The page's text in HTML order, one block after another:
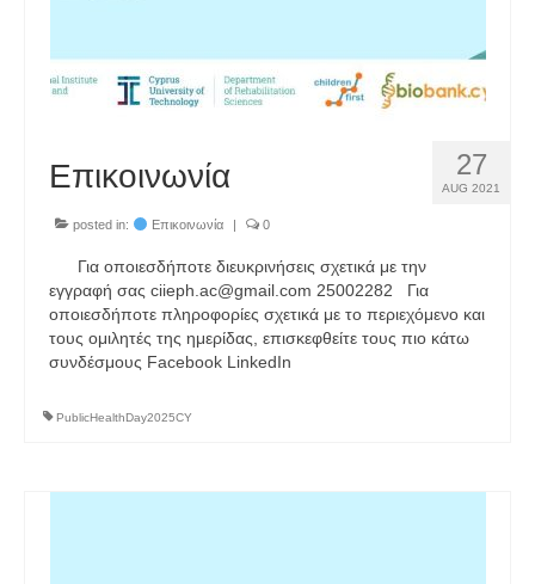
27
AUG 2021
Επικοινωνία
posted in: Επικοινωνία | 0
Για οποιεσδήποτε διευκρινήσεις σχετικά με την
εγγραφή σας ciieph.ac@gmail.com 25002282 Για
οποιεσδήποτε πληροφορίες σχετικά με το περιεχόμενο και
τους ομιλητές της ημερίδας, επισκεφθείτε τους πιο κάτω
συνδέσμους Facebook LinkedIn
PublicHealthDay2025CY